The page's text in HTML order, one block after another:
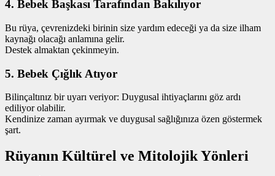
4. Bebek Başkası Tarafından Bakılıyor
Bu rüya, çevrenizdeki birinin size yardım edeceği ya da size ilham
kaynağı olacağı anlamına gelir.
Destek almaktan çekinmeyin.
5. Bebek Çığlık Atıyor
Bilinçaltınız bir uyarı veriyor: Duygusal ihtiyaçlarını göz ardı
ediliyor olabilir.
Kendinize zaman ayırmak ve duygusal sağlığınıza özen göstermek
şart.
Rüyanın Kültürel ve Mitolojik Yönleri